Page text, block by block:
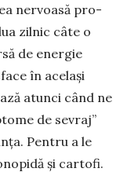
nervoasă pro­
zilnic câte o
de energie
în același
atunci când ne
de se­vraj”
Pentru a le
și cartofi.